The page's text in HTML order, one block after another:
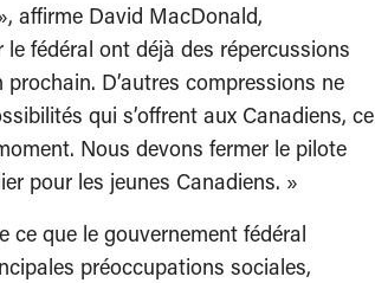
affirme David MacDonald,
fédéral ont déjà des répercussions
D’autres compressions ne
qui s’offrent aux Canadiens, ce
Nous devons fermer le pilote
pour les jeunes Canadiens. »
ce que le gouvernement fédéral
préoccupations sociales,